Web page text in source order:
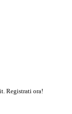
Registrati ora!